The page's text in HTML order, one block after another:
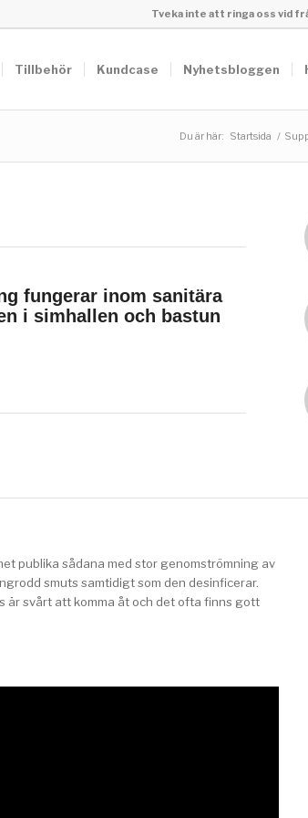
Tveka inte att ringa oss vid
Tillbehör Kundcase Nyhetsbloggen
Du är här: Startsida /
fungerar inom sanitära
i simhallen och bastun
publika sådana med stor genomströmning av
smuts samtidigt som den desinficerar.
är svårt att komma åt och det ofta finns gott